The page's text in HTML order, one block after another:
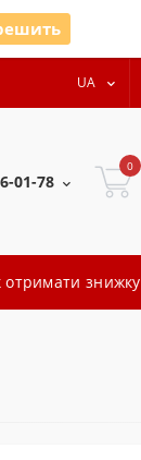
UA
01-78
0
отримати